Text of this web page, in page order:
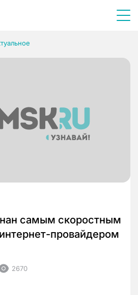
самым скоростным
провайдером
2670